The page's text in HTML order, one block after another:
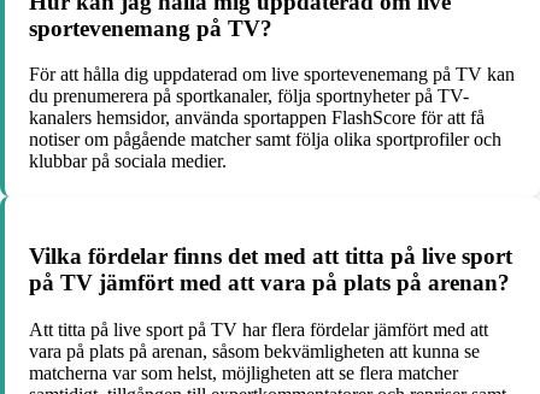
sportevenemang på TV?
För att hålla dig uppdaterad om live sportevenemang på TV kan
du prenumerera på sportkanaler, följa sportnyheter på TV-
kanalers hemsidor, använda sportappen FlashScore för att få
notiser om pågående matcher samt följa olika sportprofiler och
klubbar på sociala medier.
Vilka fördelar finns det med att titta på live sport
på TV jämfört med att vara på plats på arenan?
Att titta på live sport på TV har flera fördelar jämfört med att
vara på plats på arenan, såsom bekvämligheten att kunna se
matcherna var som helst, möjligheten att se flera matcher